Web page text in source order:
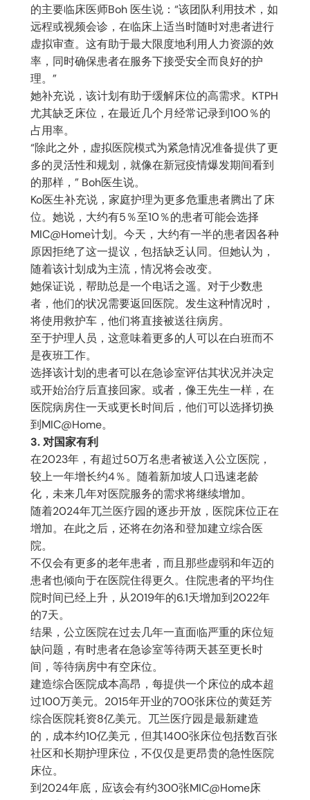
的主要临床医师Boh 医生说：“该团队利用技术，如
远程或视频会诊，在临床上适当时随时对患者进行
虚拟审查。这有助于最大限度地利用人力资源的效
率，同时确保患者在服务下接受安全而良好的护
理。”
她补充说，该计划有助于缓解床位的高需求。KTPH
尤其缺乏床位，在最近几个月经常记录到100％的
占用率。
“除此之外，虚拟医院模式为紧急情况准备提供了更
多的灵活性和规划，就像在新冠疫情爆发期间看到
的那样，” Boh医生说。
Ko医生补充说，家庭护理为更多危重患者腾出了床
位。她说，大约有5％至10％的患者可能会选择
MIC@Home计划。今天，大约有一半的患者因各种
原因拒绝了这一提议，包括缺乏认同。但她认为，
随着该计划成为主流，情况将会改变。
她保证说，帮助总是一个电话之遥。对于少数患
者，他们的状况需要返回医院。发生这种情况时，
将使用救护车，他们将直接被送往病房。
至于护理人员，这意味着更多的人可以在白班而不
是夜班工作。
选择该计划的患者可以在急诊室评估其状况并决定
或开始治疗后直接回家。或者，像王先生一样，在
医院病房住一天或更长时间后，他们可以选择切换
到MIC@Home。
3. 对国家有利
在2023年，有超过50万名患者被送入公立医院，
较上一年增长约4％。随着新加坡人口迅速老龄
化，未来几年对医院服务的需求将继续增加。
随着2024年兀兰医疗园的逐步开放，医院床位正在
增加。在此之后，还将在勿洛和登加建立综合医
院。
不仅会有更多的老年患者，而且那些虚弱和年迈的
患者也倾向于在医院住得更久。住院患者的平均住
院时间已经上升，从2019年的6.1天增加到2022年
的7天。
结果，公立医院在过去几年一直面临严重的床位短
缺问题，有时患者在急诊室等待两天甚至更长时
间，等待病房中有空床位。
建造综合医院成本高昂，每提供一个床位的成本超
过100万美元。2015年开业的700张床位的黄廷芳
综合医院耗资8亿美元。兀兰医疗园是最新建造
的，成本约10亿美元，但其1400张床位包括数百张
社区和长期护理床位，不仅仅是更昂贵的急性医院
床位。
到2024年底，应该会有约300张MIC@Home床